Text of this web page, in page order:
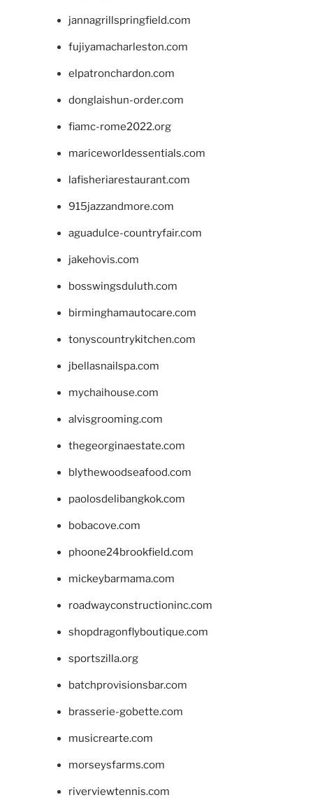
jannagrillspringfield.com
fujiyamacharleston.com
elpatronchardon.com
donglaishun-order.com
fiamc-rome2022.org
mariceworldessentials.com
lafisheriarestaurant.com
915jazzandmore.com
aguadulce-countryfair.com
jakehovis.com
bosswingsduluth.com
birminghamautocare.com
tonyscountrykitchen.com
jbellasnailspa.com
mychaihouse.com
alvisgrooming.com
thegeorginaestate.com
blythewoodseafood.com
paolosdelibangkok.com
bobacove.com
phoone24brookfield.com
mickeybarmama.com
roadwayconstructioninc.com
shopdragonflyboutique.com
sportszilla.org
batchprovisionsbar.com
brasserie-gobette.com
musicrearte.com
morseysfarms.com
riverviewtennis.com